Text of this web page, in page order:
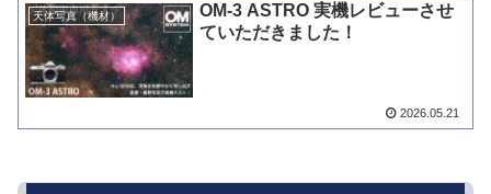
天体写真（機材）
OM-3 ASTRO 実機レビューさせ
ていただきました！
2026.05.21